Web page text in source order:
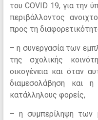
του COVID 19, για την
περιβάλλοντος
προς τη
– η συνεργασία των
της σχολικής
οικογένεια και όταν
διαμεσολάβηση και
κατάλληλους φορείς,
– η συμπερίληψη των